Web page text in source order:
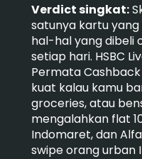
Verdict singkat:
satunya kartu yang
hal-hal yang dibeli
setiap hari. HSBC
Permata
kuat kalau kamu
groceries, atau
mengalahkan flat
Indomaret, dan
swipe orang urban